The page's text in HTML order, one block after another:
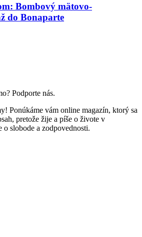
Bombový mätovo-
do Bonaparte
Podporte nás.
Ponúkáme vám online magazín, ktorý sa
pretože žije a píše o živote v
slobode a zodpovednosti.